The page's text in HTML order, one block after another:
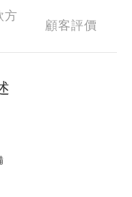
方
顧客評價